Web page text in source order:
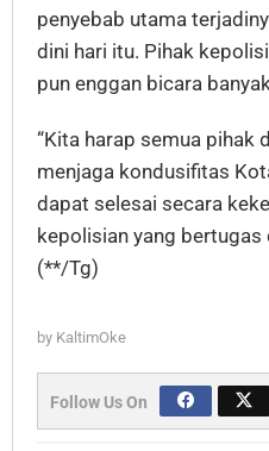
penyebab utama
dini hari itu. Pihak
pun enggan bicara
“Kita harap semua pihak
menjaga kondusifitas
dapat selesai secara
kepolisian yang
(**/Tg)
by KaltimOke
Follow Us On